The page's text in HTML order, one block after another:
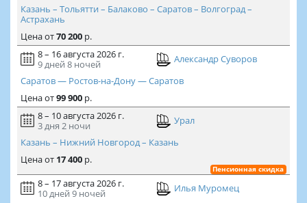
Казань – Тольятти – Балаково – Саратов – Волгоград –
Астрахань
Ценаот70 200р.
8 – 16 августа 2026 г.
9 дней 8 ночей
Александр Суворов
Саратов — Ростов-на-Дону — Саратов
Ценаот99 900р.
8 – 10 августа 2026 г.
3 дня 2 ночи
Урал
Казань – Нижний Новгород – Казань
Ценаот 17 400р.
Пенсионная скидка
8 – 17 августа 2026 г.
10 дней 9 ночей
Илья Муромец